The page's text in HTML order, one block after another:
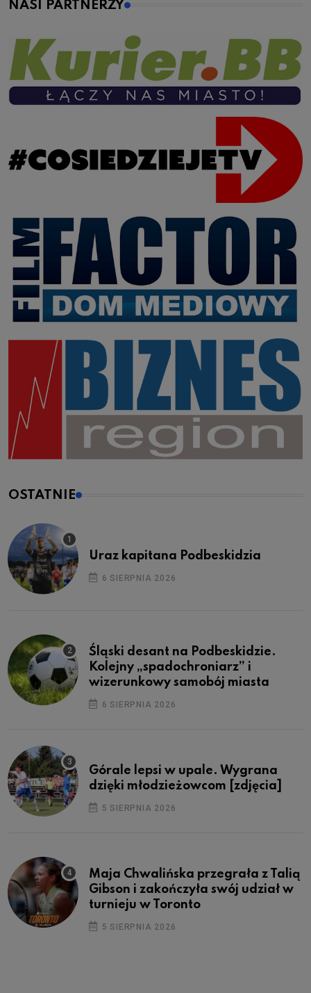
NASI PARTNERZY
OSTATNIE
Uraz kapitana Podbeskidzia
6 SIERPNIA 2026
Śląski desant na Podbeskidzie.
Kolejny „spadochroniarz” i
wizerunkowy samobój miasta
6 SIERPNIA 2026
Górale lepsi w upale. Wygrana
dzięki młodzieżowcom [zdjęcia]
5 SIERPNIA 2026
Maja Chwalińska przegrała z Talią
Gibson i zakończyła swój udział w
turnieju w Toronto
5 SIERPNIA 2026